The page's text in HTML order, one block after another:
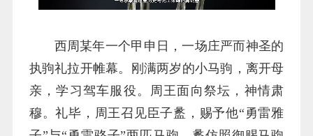
西周某年一个甲申日，一场庄严而神圣的
执驹礼拉开帷幕。刚满两岁的小马驹，离开母
亲，学习驾车服役。周王面向祭坛，神情肃
穆。礼毕，周王召见臣子盠，赐予他“勇雷雅